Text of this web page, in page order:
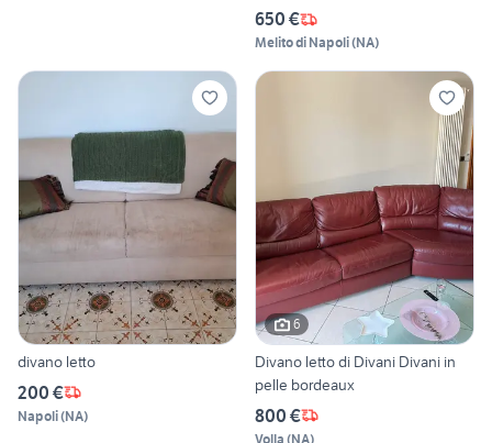
650 €
Melito di Napoli(NA)
divano letto
200 €
Napoli(NA)
6
Divano letto di Divani Divani in
pelle bordeaux
800 €
Volla (NA)